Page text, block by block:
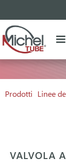
Prodotti Linee
VALVOLA